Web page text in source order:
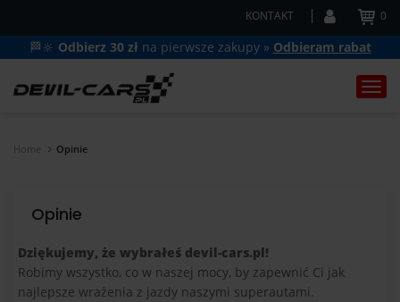
KONTAKT 0
🏁🔆 Odbierz 30 zł na pierwsze zakupy » Odbieram rabat
Home Opinie
Opinie
Dziękujemy, że wybrałeś devil-cars.pl!
Robimy wszystko, co w naszej mocy, by zapewnić Ci jak
najlepsze wrażenia z jazdy naszymi superautami.